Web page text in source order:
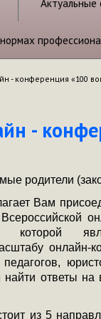
Актуальные
- конференция «100
-
Вам
Всероссийской
которой
онлайн-
ответы
из 5